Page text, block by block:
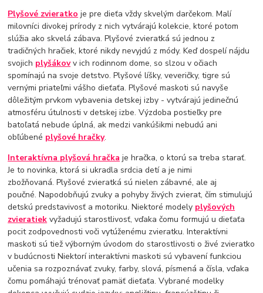
Plyšové zvieratko je pre dieťa vždy skvelým darčekom. Malí
milovníci divokej prírody z nich vytvárajú kolekcie, ktoré potom
slúžia ako skvelá zábava. Plyšové zvieratká sú jednou z
tradičných hračiek, ktoré nikdy nevyjdú z módy. Keď dospelí nájdu
svojich plyšákovv ich rodinnom dome, so slzou v očiach
spomínajú na svoje detstvo. Plyšové líšky, veveričky, tigre sú
vernými priateľmi vášho dieťaťa. Plyšové maskoti sú navyše
dôležitým prvkom vybavenia detskej izby - vytvárajú jedinečnú
atmosféru útulnosti v detskej izbe. Výzdoba postieľky pre
batoľatá nebude úplná, ak medzi vankúšikmi nebudú ani
obľúbené plyšové hračky.
Interaktívna plyšová hračka je hračka, o ktorú sa treba starať.
Je to novinka, ktorá si ukradla srdcia detí a je nimi
zbožňovaná. Plyšové zvieratká sú nielen zábavné, ale aj
poučné. Napodobňujú zvuky a pohyby živých zvierat, čím stimulujú
detskú predstavivosť a motoriku. Niektoré modely plyšových
zvieratiek vyžadujú starostlivosť, vďaka čomu formujú u dieťaťa
pocit zodpovednosti voči vytúženému zvieratku. Interaktívni
maskoti sú tiež výborným úvodom do starostlivosti o živé zvieratko
v budúcnosti Niektorí interaktívni maskoti sú vybavení funkciou
učenia sa rozpoznávať zvuky, farby, slová, písmená a čísla, vďaka
čomu pomáhajú trénovať pamäť dieťaťa. Vybrané modelky